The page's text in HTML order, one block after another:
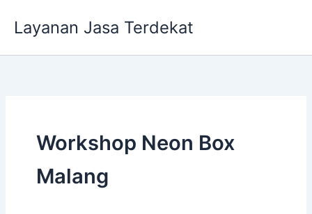
Layanan Jasa Terdekat
Workshop Neon Box
Malang